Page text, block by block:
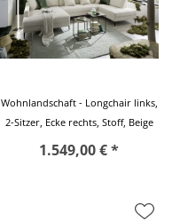
Wohnlandschaft - Longchair links,
2-Sitzer, Ecke rechts, Stoff, Beige
1.549,00 € *